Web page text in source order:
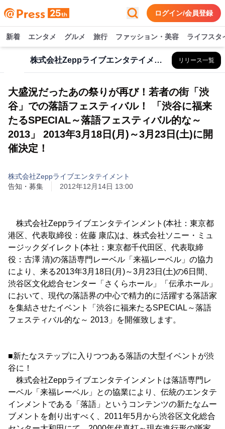
ログイン/会員登録
新着 エンタメ グルメ 旅行 ファッション・美容 ライフスタ
株式会社Zeppライブエンタテイメント リリース一覧
大盛況だったあの祭りが再び！若者の街「渋
谷」での落語フェスティバル！ 「渋谷に福来
たるSPECIAL～落語フェスティバル的な～
2013」 2013年3月18日(月)～3月23日(土)に開
催決定！
株式会社Zeppライブエンタテイメント
告知・募集
2012年12月14日 13:00
株式会社Zeppライブエンタテインメント(本社：東京都
港区、代表取締役：佐藤 康広)は、株式会社ソニー・ミュ
ージックダイレクト(本社：東京都千代田区、代表取締
役：古澤 清)の落語専門レーベル「来福レーベル」の協力
により、来る2013年3月18日(月)～3月23日(土)の6日間、
渋谷区文化総合センター「さくらホール」「伝承ホール」
において、現代の落語界の中心で精力的に活躍する落語家
を集結させたイベント「渋谷に福来たるSPECIAL～落語
フェスティバル的な～ 2013」を開催致します。
■新たなステップに入りつつある落語の大型イベントが渋
谷に！
株式会社Zeppライブエンタテインメントは落語専門レ
ーベル「来福レーベル」との協業により、伝統のエンタテ
インメントである「落語」というコンテンツの新たなムー
ブメントを創り出すべく、2011年5月から渋谷区文化総合